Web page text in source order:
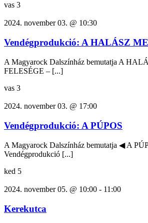
vas 3
2024. november 03. @ 10:30
Vendégprodukció: A HALÁSZ
A Magyarock Dalszínház bemutatja A
FELESÉGE – [...]
vas 3
2024. november 03. @ 17:00
Vendégprodukció: A PÚPOS
A Magyarock Dalszínház bemutatja ◀ A
Vendégprodukció [...]
ked 5
2024. november 05. @ 10:00 - 11:00
Kerekutca